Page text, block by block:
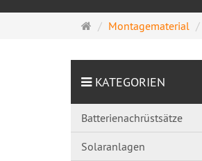
Startseite
Montagematerial
KATEGORIEN
Batterienachrüstsätze
Solaranlagen